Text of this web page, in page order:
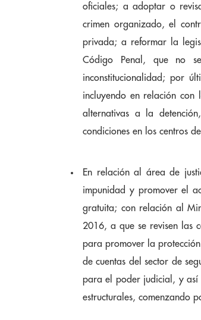
oficiales; a adoptar o
crimen organizado, el
privada; a reformar la
Código Penal, que no
inconstitucionalidad; por
incluyendo en relación
alternativas a la
condiciones en los centros
En relación al área de
impunidad y promover el
gratuita; con relación al
2016, a que se revisen las
para promover la
de cuentas del sector de
para el poder judicial, y así
estructurales, comenzando